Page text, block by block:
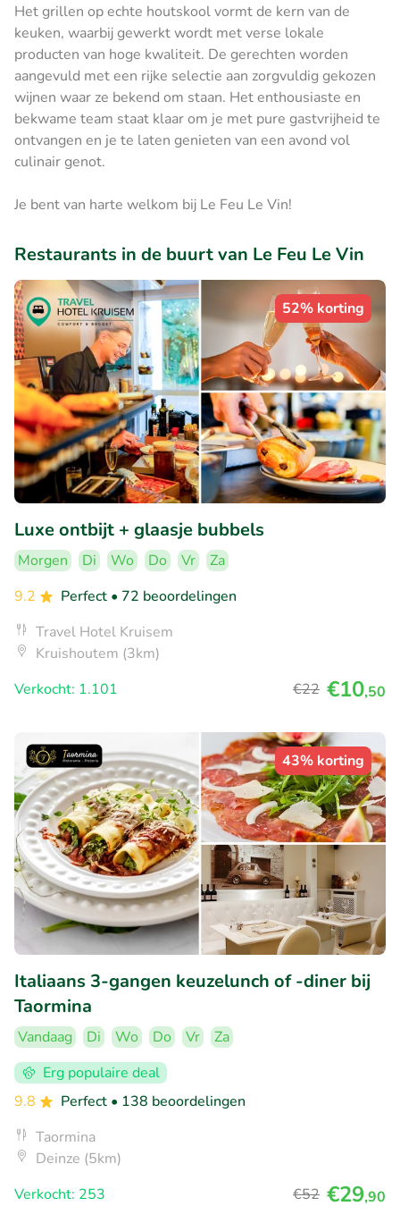
Het grillen op echte houtskool vormt de kern van de
keuken, waarbij gewerkt wordt met verse lokale
producten van hoge kwaliteit. De gerechten worden
aangevuld met een rijke selectie aan zorgvuldig gekozen
wijnen waar ze bekend om staan. Het enthousiaste en
bekwame team staat klaar om je met pure gastvrijheid te
ontvangen en je te laten genieten van een avond vol
culinair genot.
Je bent van harte welkom bij Le Feu Le Vin!
Restaurants in de buurt van Le Feu Le Vin
52% korting
Luxe ontbijt + glaasje bubbels
Morgen Di Wo Do Vr
Za
9.2
Perfect • 72 beoordelingen
Travel Hotel Kruisem
Kruishoutem (3km)
Verkocht: 1.101
€22 €10,50
43% korting
Italiaans 3-gangen keuzelunch of -diner bij
Taormina
Vandaag Di Wo Do Vr
Za
Erg populaire deal
9.8
Perfect • 138 beoordelingen
Taormina
Deinze (5km)
Verkocht: 253
€52 €29,90